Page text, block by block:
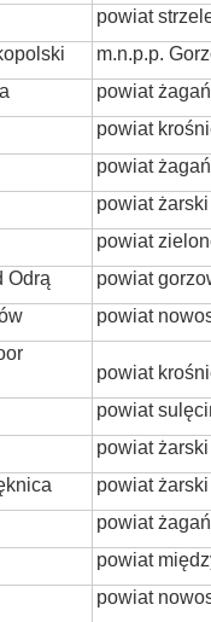
powiat
m.n.p.p.
powiat
powiat
powiat
powiat żarski
powiat
Odrą
powiat
powiat
powiat
powiat
powiat żarski
powiat żarski
powiat
powiat
powiat